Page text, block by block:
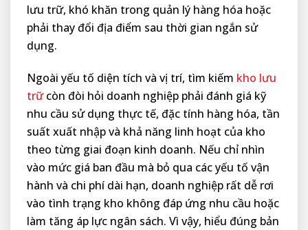
lưu trữ, khó khăn trong quản lý hàng hóa hoặc
phải thay đổi địa điểm sau thời gian ngắn sử
dụng.
Ngoài yếu tố diện tích và vị trí, tìm kiếm kho lưu
trữcòn đòi hỏi doanh nghiệp phải đánh giá kỹ
nhu cầu sử dụng thực tế, đặc tính hàng hóa, tần
suất xuất nhập và khả năng linh hoạt của kho
theo từng giai đoạn kinh doanh. Nếu chỉ nhìn
vào mức giá ban đầu mà bỏ qua các yếu tố vận
hành và chi phí dài hạn, doanh nghiệp rất dễ rơi
vào tình trạng kho không đáp ứng nhu cầu hoặc
làm tăng áp lực ngân sách. Vì vậy, hiểu đúng bản